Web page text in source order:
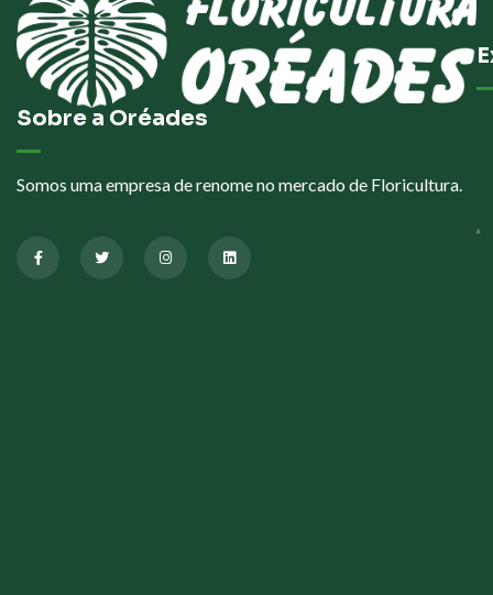
Sobre a Oréades
Somos uma empresa de renome no mercado de Floricultura.